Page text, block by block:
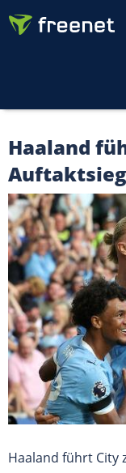
Haaland
Auftaktsieg
Haaland führt City